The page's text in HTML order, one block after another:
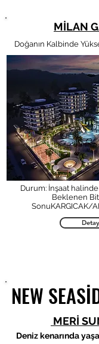
MİLAN
Doğanın Kalbinde
Durum: İnşaat
Beklenen
SonuKARGICAK/
NEW
NEW
MERİ
Deniz kenarında